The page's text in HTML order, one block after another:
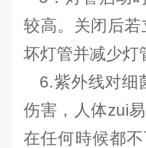
较高。关闭后
坏灯管并减少灯
6.紫外线对细
伤害，人体zui
在任何時候都